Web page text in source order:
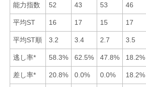
能力指数 52 43 53 46
平均ST 16 17 15 17
平均ST順 3.2 3.4 2.7 3.5
逃し率* 58.3% 62.5% 47.8% 18.2%
差し率* 20.8% 0.0% 0.0% 18.2%